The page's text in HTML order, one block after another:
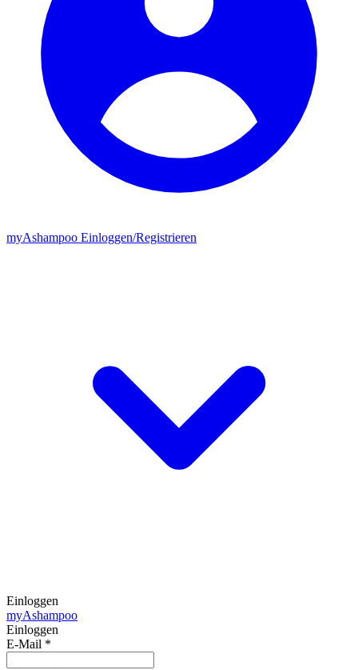
myAshampoo Einloggen/Registrieren
Einloggen
myAshampoo
Einloggen
E-Mail *